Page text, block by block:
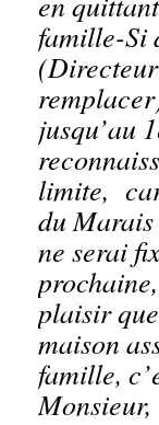
famille-Si
jusqu’au 1
limite,
du Marais
ne serai
plaisir
maison
famille,
Monsieur,